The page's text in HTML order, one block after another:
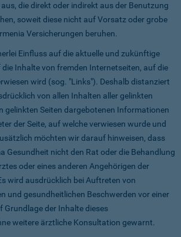
die direkt oder indirekt aus der Benutzung
soweit diese nicht auf Vorsatz oder grobe
Versicherungen beruhen.
Einfluss auf die aktuelle und zukünftige
Inhalte von fremden Internetseiten, auf die
wird (sog. "Links"). Deshalb distanziert
von allen Inhalten aller gelinkten
gelinkten Seiten dargebotenen Informationen
der Seite, auf welche verwiesen wurde und
möchten wir darauf hinweisen, dass
Gesundheit nicht den Rat oder die Behandlung
oder eines anderen Angehörigen der
wird ausdrücklich bei Auftreten von
und gesundheitlichen Beschwerden vor einer
Grundlage der Inhalte dieses
weitere ärztliche Konsultation gewarnt.